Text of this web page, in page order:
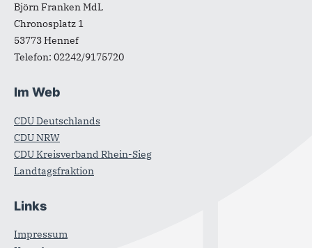
Björn Franken MdL
Chronosplatz 1
53773Hennef
Telefon: 02242/9175720
Im Web
CDU Deutschlands
CDU NRW
CDU Kreisverband Rhein-Sieg
Landtagsfraktion
Links
Impressum